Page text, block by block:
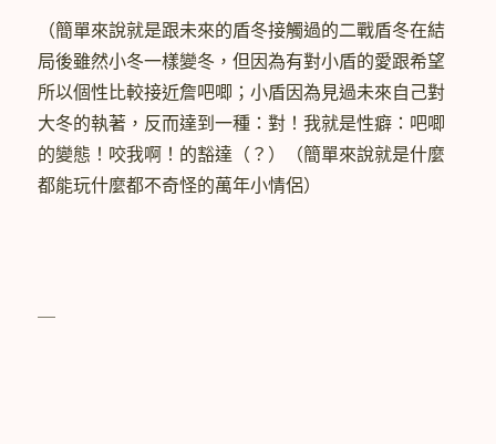
（簡單來說就是跟未來的盾冬接觸過的二戰盾冬在結
局後雖然小冬一樣變冬，但因為有對小盾的愛跟希望
所以個性比較接近詹吧唧；小盾因為見過未來自己對
大冬的執著，反而達到一種：對！我就是性癖：吧唧
的變態！咬我啊！的豁達（？）（簡單來說就是什麼
都能玩什麼都不奇怪的萬年小情侶）